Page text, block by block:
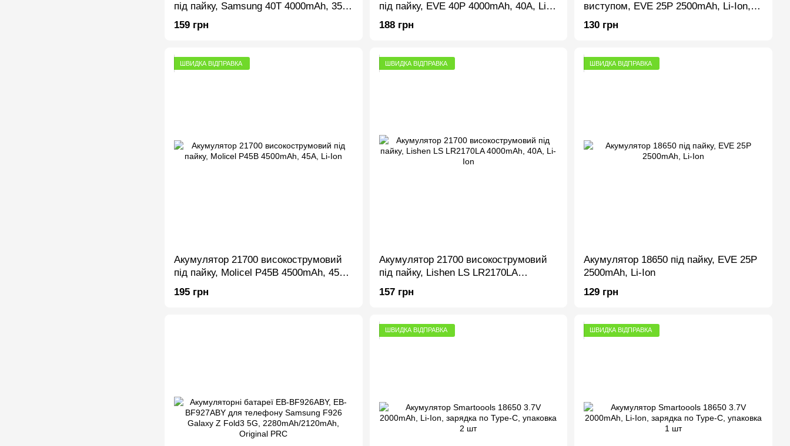
під пайку, Samsung 40T 4000mAh, 35-
45A, Li-Ion
159 грн
під пайку, EVE 40P 4000mAh, 40A, Li-
Ion
188 грн
виступом, EVE 25P 2500mAh, Li-Ion,
для ліхтарів, тепловізорів тощо
130 грн
ШВИДКА ВІДПРАВКА
Акумулятор 21700 високострумовий
під пайку, Molicel P45B 4500mAh, 45A,
Li-Ion
195 грн
ШВИДКА ВІДПРАВКА
Акумулятор 21700 високострумовий
під пайку, Lishen LS LR2170LA
4000mAh, 40A, Li-Ion
157 грн
ШВИДКА ВІДПРАВКА
Акумулятор 18650 під пайку, EVE 25P
2500mAh, Li-Ion
129 грн
ШВИДКА ВІДПРАВКА ШВИДКА ВІДПРАВКА